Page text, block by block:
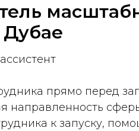
Дубае
прямо перед
направленность
к запуску,